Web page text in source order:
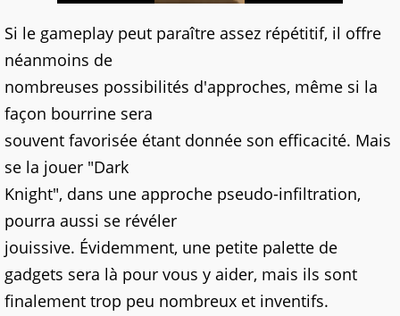
Si le gameplay peut paraître assez répétitif, il offre
néanmoins de
nombreuses possibilités d'approches, même si la
façon bourrine sera
souvent favorisée étant donnée son efficacité. Mais
se la jouer "Dark
Knight", dans une approche pseudo-infiltration,
pourra aussi se révéler
jouissive. Évidemment, une petite palette de
gadgets sera là pour vous y aider, mais ils sont
finalement trop peu nombreux et inventifs.